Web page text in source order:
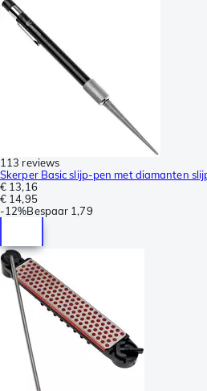
113 reviews
Skerper Basic slijp-pen met diamanten
€ 13,16
€ 14,95
-12%Bespaar 1,79